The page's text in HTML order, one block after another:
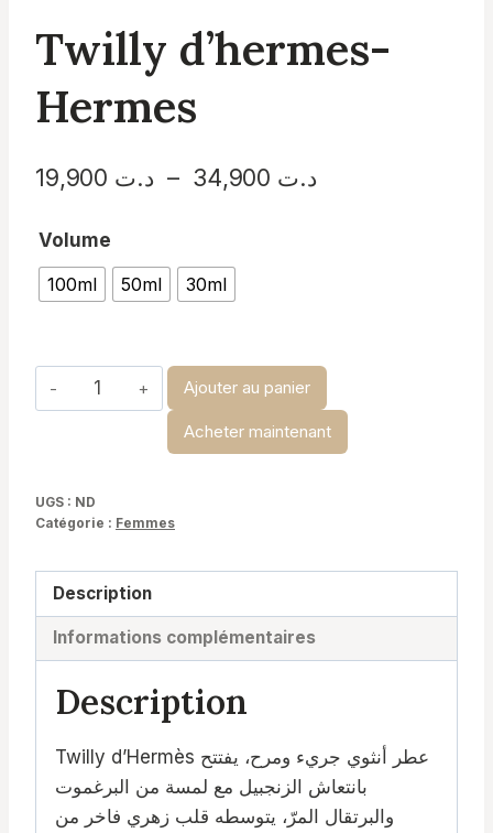
Twilly d’hermes-
Hermes
د.ت – د.تPlage
Volume
100ml
50ml 30ml
quantité
de
Hermes
Ajouter au panier
Acheter maintenant
UGS : ND
Catégorie : Femmes
Description
Informations complémentaires
Description
Twilly d’Hermès عطر أنثوي جريء ومرح، يفتتح
بانتعاش الزنجبيل مع لمسة من البرغموت
والبرتقال المرّ، يتوسطه قلب زهري فاخر من